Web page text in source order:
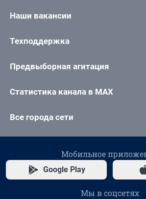
Наши вакансии
Техподдержка
Предвыборная агитация
Статистика канала в MAX
Все города сети
Мобильное
Google Play
Мы в соцсетях